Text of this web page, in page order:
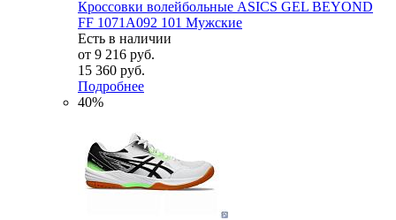
Кроссовки волейбольные ASICS GEL BEYOND
FF 1071A092 101 Мужские
Есть в наличии
от 9 216 руб.
15 360 руб.
Подробнее
40%